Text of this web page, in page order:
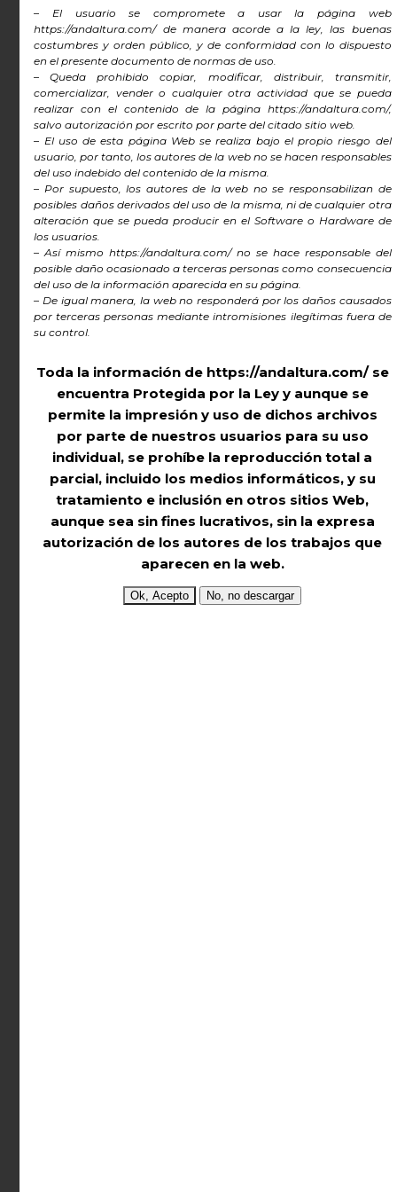
SENDERISMO POR ANDALUCÍA
Zona de Descarga
Gratuita de los Mapas
Topográficos y
georeferenciados XML
de la Ruta Medieval por
la Alpujarra – PR A 299
En esta sección encontraréis, gratis, todos
los Mapas Cartográficos que necesitaréis
para recorrer laRuta Medieval por la
Los archivos están en formato .zip.
Por lo que una vez descomprimidos
encontraréis una carpeta
que deberéis de copiar con los siguientes
archivos:
– OruxMapsImages (base de datos –
imagen mapa)
– Archivo de calibración otrk2.xml
– El usuario se compromete a usar la página web
https://andaltura.com/ de manera acorde a la ley, las buenas
costumbres y orden público, y de conformidad con lo dispuesto
en el presente documento de normas de uso.
– Queda prohibido copiar, modificar, distribuir, transmitir,
comercializar, vender o cualquier otra actividad que se pueda
realizar con el contenido de la página https://andaltura.com/,
salvo autorización por escrito por parte del citado sitio web.
– El uso de esta página Web se realiza bajo el propio riesgo del
usuario, por tanto, los autores de la web no se hacen responsables
del uso indebido del contenido de la misma.
– Por supuesto, los autores de la web no se responsabilizan de
posibles daños derivados del uso de la misma, ni de cualquier otra
alteración que se pueda producir en el Software o Hardware de
los usuarios.
– Así mismo https://andaltura.com/ no se hace responsable del
posible daño ocasionado a terceras personas como consecuencia
del uso de la información aparecida en su página.
– De igual manera, la web no responderá por los daños causados
por terceras personas mediante intromisiones ilegítimas fuera de
su control.
Toda la información de https://andaltura.com/ se
encuentra Protegida por la Ley y aunque se
permite la impresión y uso de dichos archivos
por parte de nuestros usuarios para su uso
individual, se prohíbe la reproducción total a
parcial, incluido los medios informáticos, y su
tratamiento e inclusión en otros sitios Web,
aunque sea sin fines lucrativos, sin la expresa
autorización de los autores de los trabajos que
aparecen en la web.